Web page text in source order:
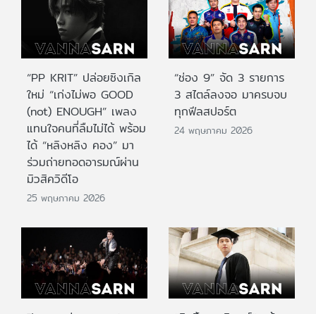
“PP KRIT” ปล่อยซิงเกิล
ใหม่ “เก่งไม่พอ GOOD
(not) ENOUGH” เพลง
แทนใจคนที่ลืมไม่ได้ พร้อม
ได้ “หลิงหลิง คอง” มา
ร่วมถ่ายทอดอารมณ์ผ่าน
มิวสิควิดีโอ
25 พฤษภาคม 2026
“ช่อง 9” จัด 3 รายการ
3 สไตล์ลงจอ มาครบจบ
ทุกฟีลสปอร์ต
24 พฤษภาคม 2026